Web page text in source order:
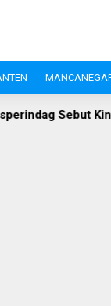
Pasar,